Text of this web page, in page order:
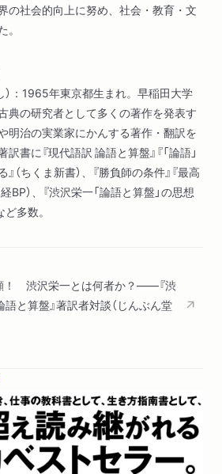
の社会的向上に努め、社会・教育・文
）：1965年東京都生まれ。早稲田大学
典の研究者として多くの著作を発表す
明治の実業家にかんする著作・翻訳を
書に『現代語訳 論語と算盤』『「論語」
（ちくま新書）、『勝負師の条件』『最高
BP）、『渋沢栄一「論語と算盤」の思想
ど多数。
顔！ 渋沢栄一とは何者か？――『渋
と算盤』著訳者対談（じんぶん堂